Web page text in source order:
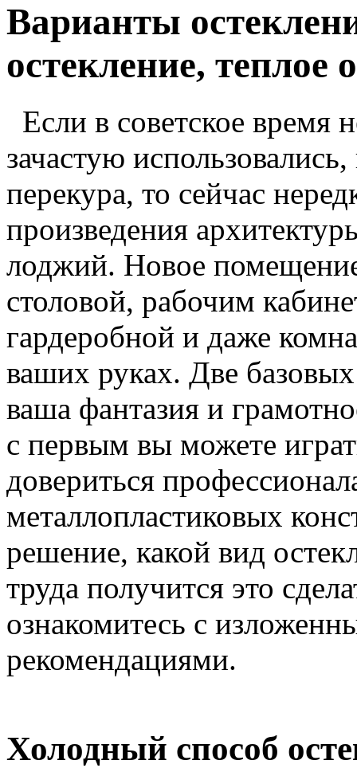
Варианты
остекление, теплое
Если в советское время
зачастую
перекура, то сейчас
произведения
лоджий. Новое
столовой, рабочим
гардеробной и даже
ваших руках. Две
ваша фантазия и
с первым вы можете
довериться
металлопластиковых
решение, какой вид
труда получится это
ознакомитесь с
рекомендациями.
Холодный способ